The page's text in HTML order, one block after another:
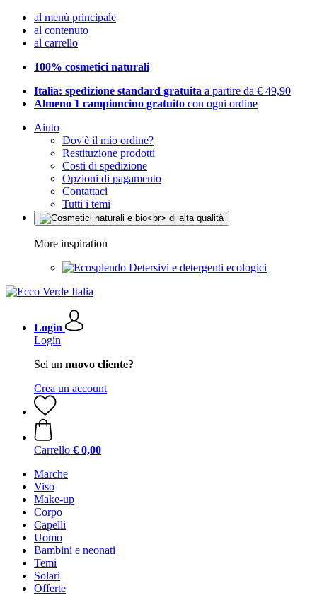
al menù principale
al contenuto
al carrello
100% cosmetici naturali
Italia: spedizione standard gratuita a partire da € 49,90
Almeno 1 campioncino gratuito con ogni ordine
Aiuto
Dov'è il mio ordine?
Restituzione prodotti
Costi di spedizione
Opzioni di pagamento
Contattaci
Tutti i temi
More inspiration
Detersivi e detergenti ecologici
Login
Login
Sei un nuovo cliente?
Crea un account
Carrello € 0,00
Marche
Viso
Make-up
Corpo
Capelli
Uomo
Bambini e neonati
Temi
Solari
Offerte